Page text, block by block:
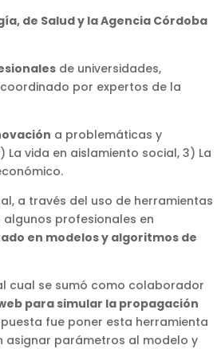
de Salud y laAgencia Córdoba
de universidades,
por expertos de la
a problemáticas y
vida en aislamiento social, 3) La
a través del uso de herramientas
algunos profesionales en
en modelos y algoritmos de
cual se sumó como colaborador
para simular la propagación
fue poner esta herramienta
asignar parámetros al modelo y